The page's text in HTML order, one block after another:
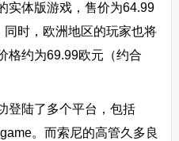
实体版游戏，售价为64.99
时，欧洲地区的玩家也将
格约为69.99欧元（约合
登陆了多个平台，包括
。而索尼的高管久多良